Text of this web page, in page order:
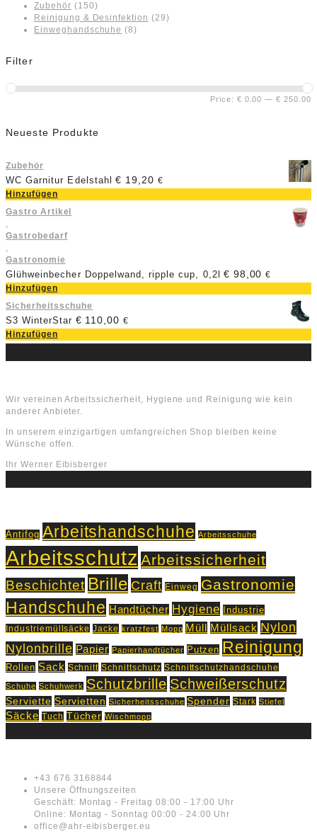
Zubehör (150)
Reinigung & Desinfektion (29)
Einweghandschuhe (8)
Filter
Price: € 0.00 —€ 250.00
Neueste Produkte
Zubehör
WC Garnitur Edelstahl € 19,20 €
Hinzufügen
Gastro Artikel
,
Gastrobedarf
,
Gastronomie
Glühweinbecher Doppelwand, ripple cup, 0,2l € 98,00 €
Hinzufügen
Sicherheitsschuhe
S3 WinterStar € 110,00 €
Hinzufügen
Wir vereinen Arbeitssicherheit, Hygiene und Reinigung wie kein
anderer Anbieter.
In unserem einzigartigen umfangreichen Shop bleiben keine
Wünsche offen.
Ihr Werner Eibisberger
Antifog Arbeitshandschuhe Arbeitsschuhe
Arbeitsschutz Arbeitssicherheit
Beschichtet Brille Craft Einweg Gastronomie
Handschuhe Handtücher Hygiene Industrie
Industriemüllsäcke Jacke kratzfest Mopp Müll Müllsack Nylon
Nylonbrille Papier Papierhandtücher Putzen Reinigung
Rollen Sack Schnitt Schnittschutz Schnittschutzhandschuhe
Schuhe Schuhwerk Schutzbrille Schweißerschutz
Serviette Servietten Sicherheitsschuhe Spender Stark Stiefel
Säcke Tuch Tücher Wischmopp
+43 676 3168844
Unsere Öffnungszeiten
Geschäft: Montag - Freitag 08:00 - 17:00 Uhr
Online: Montag - Sonntag 00:00 - 24:00 Uhr
office@ahr-eibisberger.eu